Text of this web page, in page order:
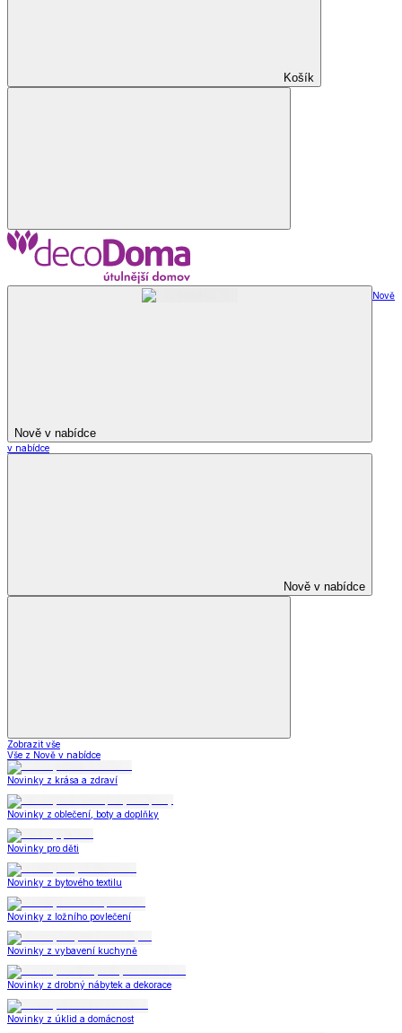
Košík
Nově v nabídce
Nově
v nabídce
Nově v nabídce
Zobrazit vše
Vše z Nově v nabídce
Novinky z krása a zdraví
Novinky z oblečení, boty a doplňky
Novinky pro děti
Novinky z bytového textilu
Novinky z ložního povlečení
Novinky z vybavení kuchyně
Novinky z drobný nábytek a dekorace
Novinky z úklid a domácnost